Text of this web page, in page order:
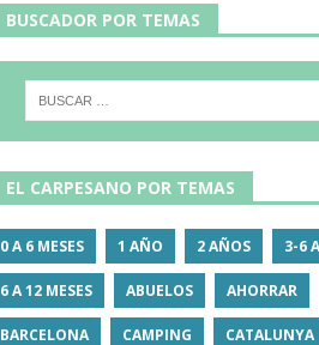
BUSCADOR POR TEMAS
EL CARPESANO POR TEMAS
0 A 6 MESES 1 AÑO 2 AÑOS 3-6
6 A 12 MESES ABUELOS AHORRAR
BARCELONA CAMPING CATALUNYA